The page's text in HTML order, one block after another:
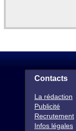
Contacts
La rédaction
Publicité
Recrutement
Infos légales